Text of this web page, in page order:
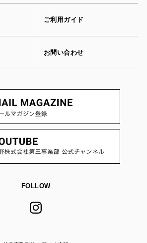
ご利用ガイド
お問い合わせ
FOLLOW